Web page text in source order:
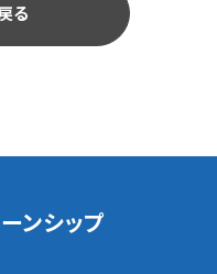
る
ンシップ